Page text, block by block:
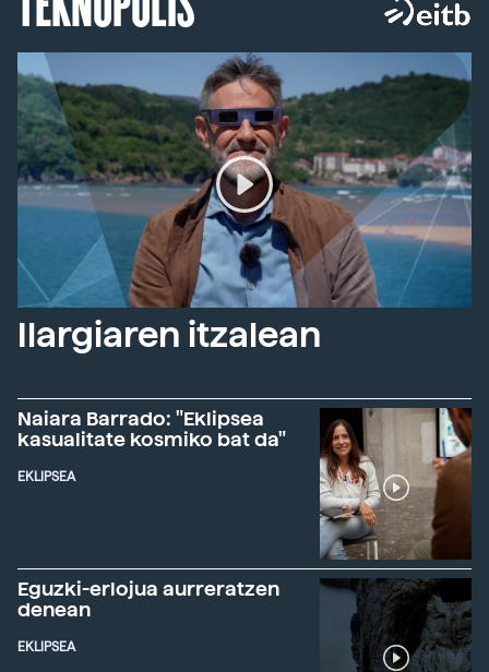
Ilargiaren itzalean
Naiara Barrado: "Eklipsea
kasualitate kosmiko bat da"
EKLIPSEA
Eguzki-erlojua aurreratzen
denean
EKLIPSEA